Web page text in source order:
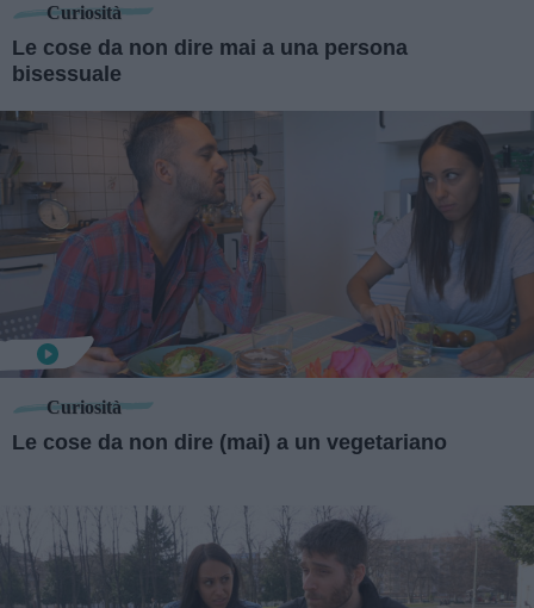
Curiosità
Le cose da non dire mai a una persona
bisessuale
Curiosità
Le cose da non dire (mai) a un vegetariano